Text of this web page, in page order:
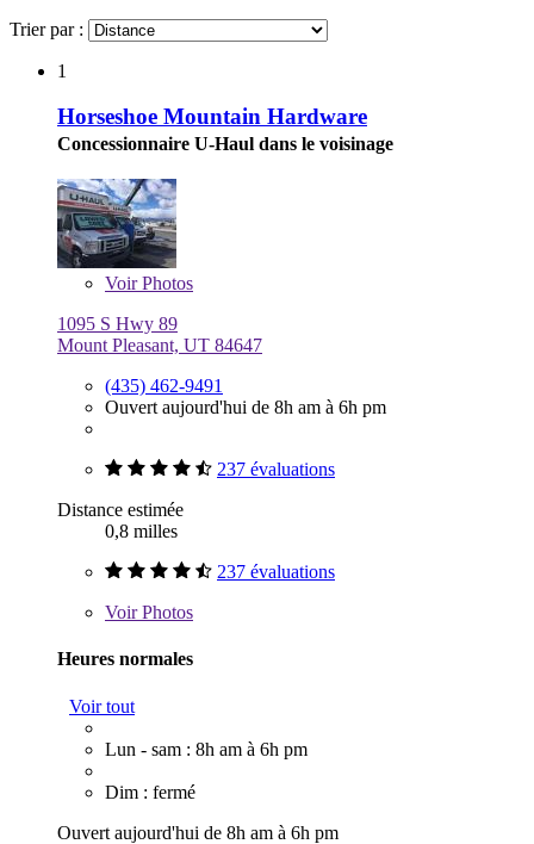
Trier par :
1
Horseshoe Mountain Hardware
Concessionnaire U-Haul dans le voisinage
VoirPhotos
1095 S Hwy 89
Mount Pleasant, UT 84647
(435) 462-9491
Ouvert aujourd'hui de 8h am à 6h pm
237 évaluations
Distance estimée
0,8 milles
237 évaluations
VoirPhotos
Heures normales
Voir tout
Lun - sam : 8h am à 6h pm
Dim : fermé
Ouvert aujourd'hui de 8h am à 6h pm